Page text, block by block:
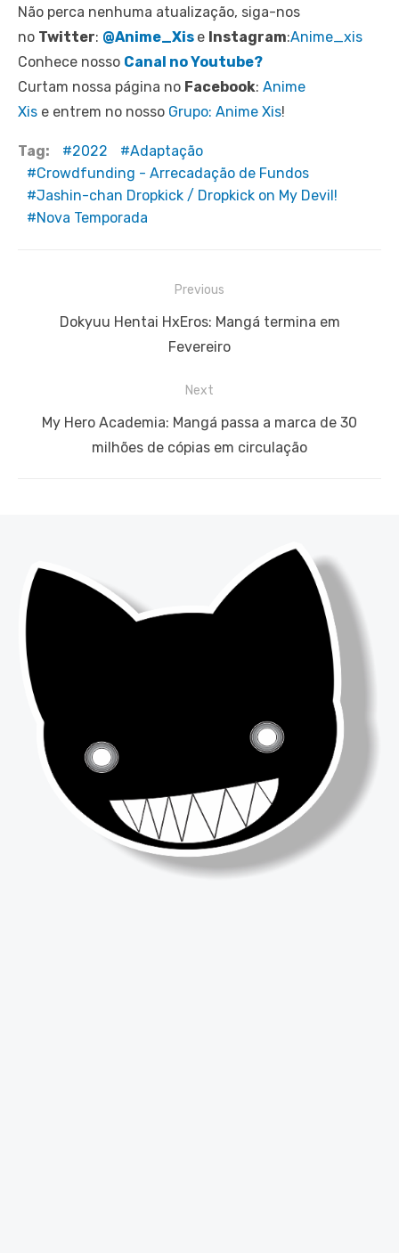
Não perca nenhuma atualização, siga-nos
no Twitter: @Anime_Xis e Instagram:Anime_xis
Conhece nosso Canal no Youtube?
Curtam nossa página no Facebook: Anime
Xis e entrem no nosso Grupo: Anime Xis!
Tag: 2022
Adaptação
Crowdfunding - Arrecadação de Fundos
Jashin-chan Dropkick / Dropkick on My Devil!
Nova Temporada
Previous
PreviousDokyuu Hentai HxEros: Mangá termina em
Fevereiro
Next
Next
My Hero Academia: Mangá passa a marca de 30
milhões de cópias em circulação